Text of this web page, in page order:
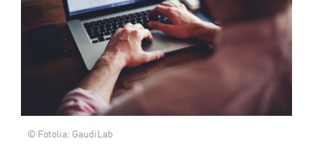
© Fotolia: GaudiLab